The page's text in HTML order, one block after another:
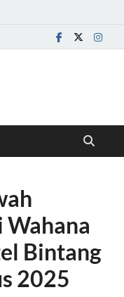
Wahana
Bintang
2025